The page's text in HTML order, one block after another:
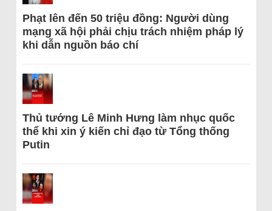
Phạt lên đến 50 triệu đồng: Người dùng
mạng xã hội phải chịu trách nhiệm pháp lý
khi dẫn nguồn báo chí
Thủ tướng Lê Minh Hưng làm nhục quốc
thể khi xin ý kiến chỉ đạo từ Tổng thống
Putin